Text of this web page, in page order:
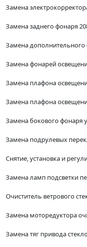
Замена
Замена заднего фонаря
Замена дополнительного
Замена фонарей
Замена плафона
Замена плафона
Замена бокового фонаря
Замена подрулевых
Снятие, установка и
Замена ламп подсветки
Очиститель ветрового
Замена моторедуктора
Замена тяг привода